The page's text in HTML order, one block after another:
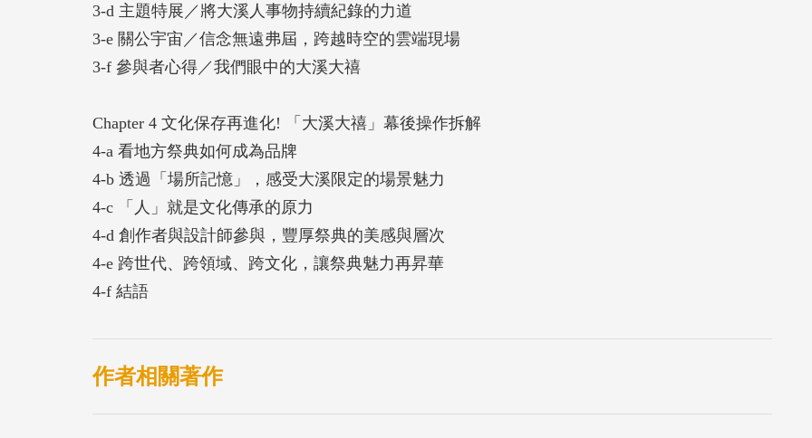
3-d 主題特展／將大溪人事物持續紀錄的力道
3-e 關公宇宙／信念無遠弗屆，跨越時空的雲端現場
3-f 參與者心得／我們眼中的大溪大禧
Chapter 4 文化保存再進化! 「大溪大禧」幕後操作拆解
4-a 看地方祭典如何成為品牌
4-b 透過「場所記憶」，感受大溪限定的場景魅力
4-c 「人」就是文化傳承的原力
4-d 創作者與設計師參與，豐厚祭典的美感與層次
4-e 跨世代、跨領域、跨文化，讓祭典魅力再昇華
4-f 結語
作者相關著作